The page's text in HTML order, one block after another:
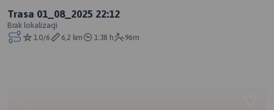
Trasa 01_08_2025 22:12
Brak lokalizacji
1.0/6
6,2 km 1:38 h 96m